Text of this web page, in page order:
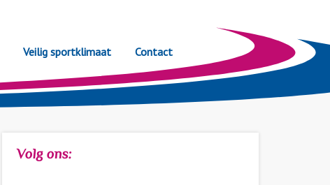
Veilig sportklimaat Contact
Volg ons: